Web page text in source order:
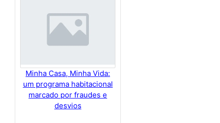
Minha Casa, Minha Vida:
um programa habitacional
marcado por fraudes e
desvios